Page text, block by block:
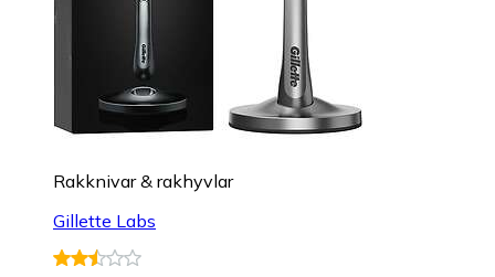
Rakknivar & rakhyvlar
Gillette Labs